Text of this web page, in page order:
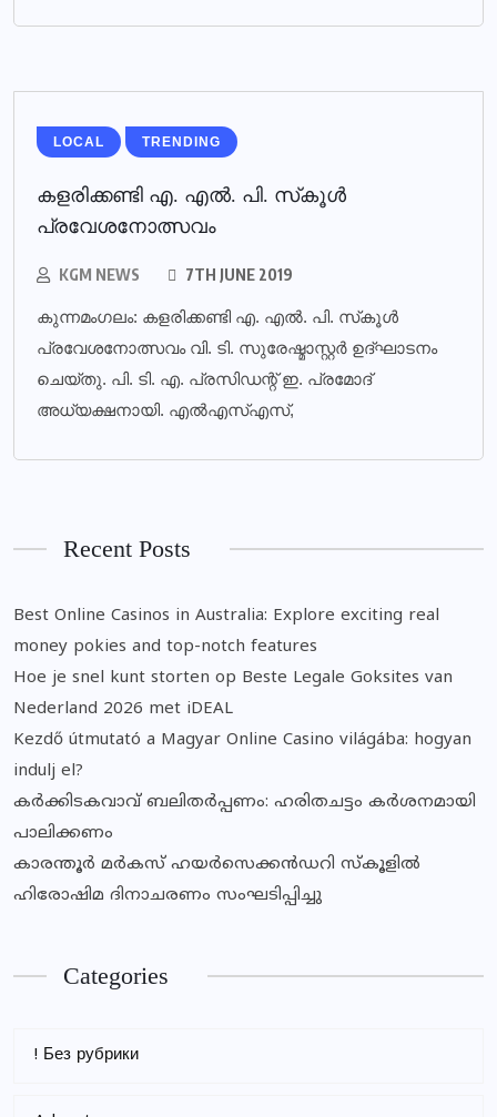
LOCAL TRENDING
കളരിക്കണ്ടി എ. എല്‍. പി. സ്‌കൂള്‍
പ്രവേശനോത്സവം
KGM NEWS 7TH JUNE 2019
കുന്നമംഗലം: കളരിക്കണ്ടി എ. എല്‍. പി. സ്‌കൂള്‍
പ്രവേശനോത്സവം വി. ടി. സുരേഷ്മാസ്റ്റര്‍ ഉദ്ഘാടനം
ചെയ്തു. പി. ടി. എ. പ്രസിഡന്റ് ഇ. പ്രമോദ്
അധ്യക്ഷനായി. എല്‍എസ്എസ്,
Recent Posts
Best Online Casinos in Australia: Explore exciting real
money pokies and top-notch features
Hoe je snel kunt storten op Beste Legale Goksites van
Nederland 2026 met iDEAL
Kezdő útmutató a Magyar Online Casino világába: hogyan
indulj el?
കര്‍ക്കിടകവാവ് ബലിതര്‍പ്പണം: ഹരിതചട്ടം കര്‍ശനമായി
പാലിക്കണം
കാരന്തൂര്‍ മര്‍കസ് ഹയര്‍സെക്കന്‍ഡറി സ്‌കൂളില്‍
ഹിരോഷിമ ദിനാചരണം സംഘടിപ്പിച്ചു
Categories
! Без рубрики